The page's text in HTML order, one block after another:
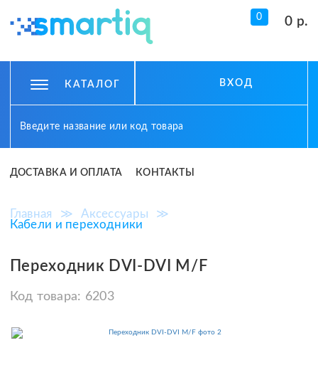
0 0 р.
КАТАЛОГ ВХОД
ДОСТАВКА И ОПЛАТА КОНТАКТЫ
Главная ≫ Аксессуары
≫
Кабели и переходники
Переходник DVI-DVI M/F
Код товара: 6203